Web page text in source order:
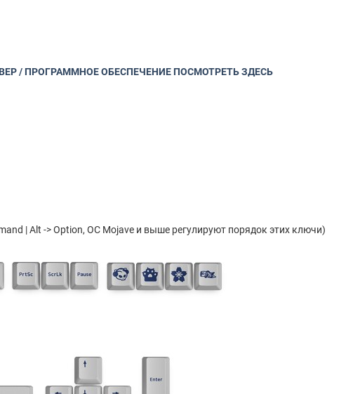
/ ПРОГРАММНОЕ ОБЕСПЕЧЕНИЕ ПОСМОТРЕТЬ ЗДЕСЬ
| Alt -> Option, ОС Mojave и выше регулируют порядок этих ключи)